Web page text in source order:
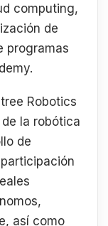
computing,
de
programas
Robotics
la robótica
de
así como